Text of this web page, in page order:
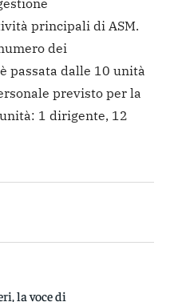
principali di ASM.
dei
passata dalle 10 unità
previsto per la
1 dirigente, 12
la voce di